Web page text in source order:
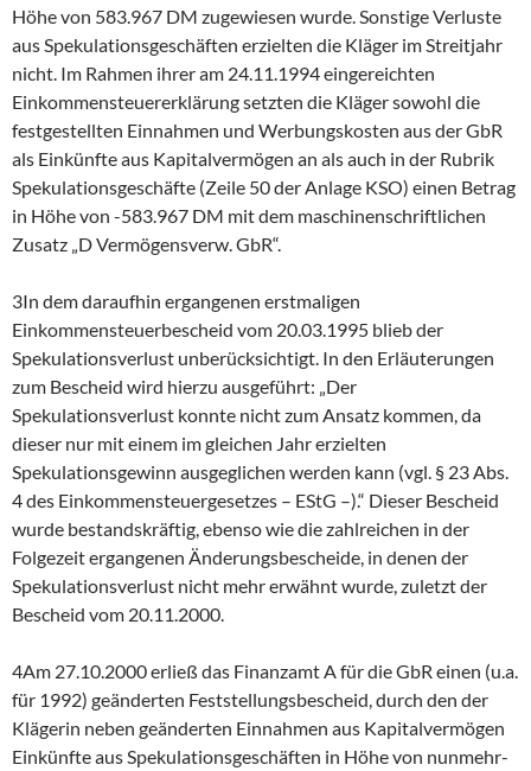
Höhe von 583.967 DM zugewiesen wurde. Sonstige Verluste
aus Spekulationsgeschäften erzielten die Kläger im Streitjahr
nicht. Im Rahmen ihrer am 24.11.1994 eingereichten
Einkommensteuererklärung setzten die Kläger sowohl die
festgestellten Einnahmen und Werbungskosten aus der GbR
als Einkünfte aus Kapitalvermögen an als auch in der Rubrik
Spekulationsgeschäfte (Zeile 50 der Anlage KSO) einen Betrag
in Höhe von -583.967 DM mit dem maschinenschriftlichen
Zusatz „D Vermögensverw. GbR“.
3In dem daraufhin ergangenen erstmaligen
Einkommensteuerbescheid vom 20.03.1995 blieb der
Spekulationsverlust unberücksichtigt. In den Erläuterungen
zum Bescheid wird hierzu ausgeführt: „Der
Spekulationsverlust konnte nicht zum Ansatz kommen, da
dieser nur mit einem im gleichen Jahr erzielten
Spekulationsgewinn ausgeglichen werden kann (vgl. § 23 Abs.
4 des Einkommensteuergesetzes – EStG –).“ Dieser Bescheid
wurde bestandskräftig, ebenso wie die zahlreichen in der
Folgezeit ergangenen Änderungsbescheide, in denen der
Spekulationsverlust nicht mehr erwähnt wurde, zuletzt der
Bescheid vom 20.11.2000.
4Am 27.10.2000 erließ das Finanzamt A für die GbR einen (u.a.
für 1992) geänderten Feststellungsbescheid, durch den der
Klägerin neben geänderten Einnahmen aus Kapitalvermögen
Einkünfte aus Spekulationsgeschäften in Höhe von nunmehr-